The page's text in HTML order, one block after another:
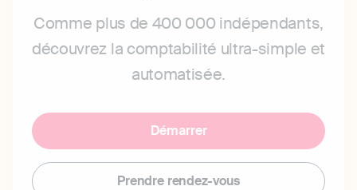
Comme plus de 400 000 indépendants,
découvrez la comptabilité ultra-simple et
automatisée.
Démarrer
Prendre rendez-vous